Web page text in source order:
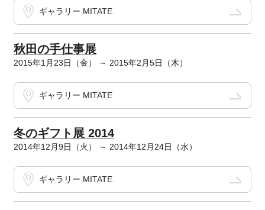
ギャラリー MITATE
秋田の手仕事展
2015年1月23日（金） ～ 2015年2月5日（木）
ギャラリー MITATE
冬のギフト展 2014
2014年12月9日（火） ～ 2014年12月24日（水）
ギャラリー MITATE